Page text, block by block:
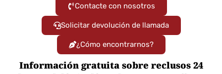
Contacte con nosotros
Solicitar devolución de llamada
¿Cómo encontrarnos?
Información gratuita sobre reclusos 24